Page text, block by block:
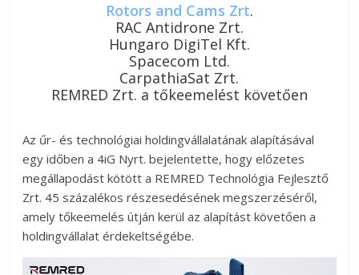
Rotors and Cams Zrt.
RAC Antidrone Zrt.
Hungaro DigiTel Kft.
Spacecom Ltd.
CarpathiaSat Zrt.
REMRED Zrt. a tőkeemelést követően
Az űr- és technológiai holdingvállalatának alapításával
egy időben a 4iG Nyrt. bejelentette, hogy előzetes
megállapodást kötött a REMRED Technológia Fejlesztő
Zrt. 45 százalékos részesedésének megszerzéséről,
amely tőkeemelés útján kerül az alapítást követően a
holdingvállalat érdekeltségébe.